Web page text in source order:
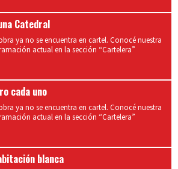
Catedral
ya no se encuentra en cartel. Conocé nuestra
actual en la sección “Cartelera”
cada uno
ya no se encuentra en cartel. Conocé nuestra
actual en la sección “Cartelera”
blanca